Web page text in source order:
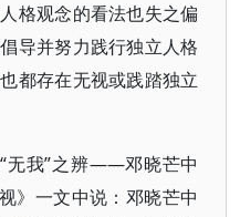
格观念的看法也失之偏
导并努力践行独立人格
都存在无视或践踏独立
无我”之辨——邓晓芒中
》一文中说：邓晓芒中